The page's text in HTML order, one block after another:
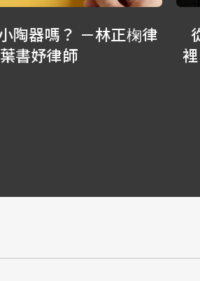
從法律的角度，看清楚「心
裡？未來情侶創業可以成功